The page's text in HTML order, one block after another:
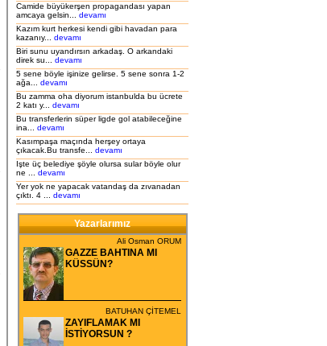
Camide büyükerşen propagandası yapan
amcaya gelsin... devamı
Kazım kurt herkesi kendi gibi havadan para
kazanıy... devamı
Biri sunu uyandırsın arkadaş. O arkandaki
direk su... devamı
5 sene böyle işinize gelirse. 5 sene sonra 1-2
ağa... devamı
Bu zamma oha diyorum istanbulda bu ücrete
2 katı y... devamı
Bu transferlerin süper ligde gol atabileceğine
ina... devamı
Kasımpaşa maçında herşey ortaya
çıkacak.Bu transfe... devamı
Işte üç belediye şöyle olursa sular böyle olur
ne ... devamı
Yer yok ne yapacak vatandaş da zıvanadan
çıktı. 4 ... devamı
Yazarlarımız
Ali Osman ORUM
GAZZE BAHTINA MI
KÜSSÜN?
BATUHAN ÇİTEMEL
ZAYIFLAMAK MI
İSTİYORSUN ?